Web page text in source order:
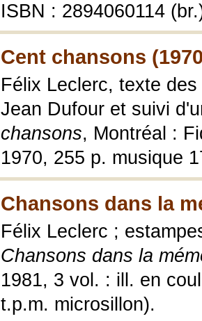
ISBN : 2894060114
Cent chansons
Félix Leclerc, texte
Jean Dufour et suivi
chansons, Montréal :
1970, 255 p. musique
Chansons dans la
Félix Leclerc ;
Chansons dans la
1981, 3 vol. : ill. en
t.p.m. microsillon).